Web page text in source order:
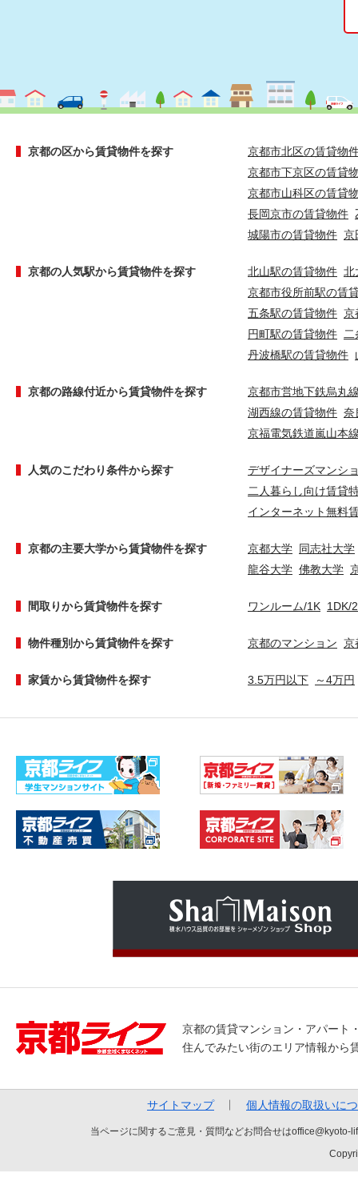
京都の区から賃貸物件を探す
京都市北区の賃貸物
京都市下京区の賃貸
京都市山科区の賃貸
長岡京市の賃貸物件
城陽市の賃貸物件 京
京都の人気駅から賃貸物件を探す 北山駅の賃貸物件 北
京都市役所前駅の賃
五条駅の賃貸物件 京
円町駅の賃貸物件
丹波橋駅の賃貸物件
京都の路線付近から賃貸物件を探す
京都市営地下鉄烏丸
湖西線の賃貸物件 奈
京福電気鉄道嵐山本
人気のこだわり条件から探す
デザイナーズマンシ
二人暮らし向け賃貸
インターネット無料
京都の主要大学から賃貸物件を探す 京都大学 同志社大学
龍谷大学 佛教大学
間取りから賃貸物件を探す ワンルーム/1K 1DK/
物件種別から賃貸物件を探す 京都のマンション 京
家賃から賃貸物件を探す 3.5万円以下 ～4万円
京都の賃貸マンション・アパート
住んでみたい街のエリア情報から
サイトマップ 個人情報の取扱いに
当ページに関するご意見・質問などお問合せは